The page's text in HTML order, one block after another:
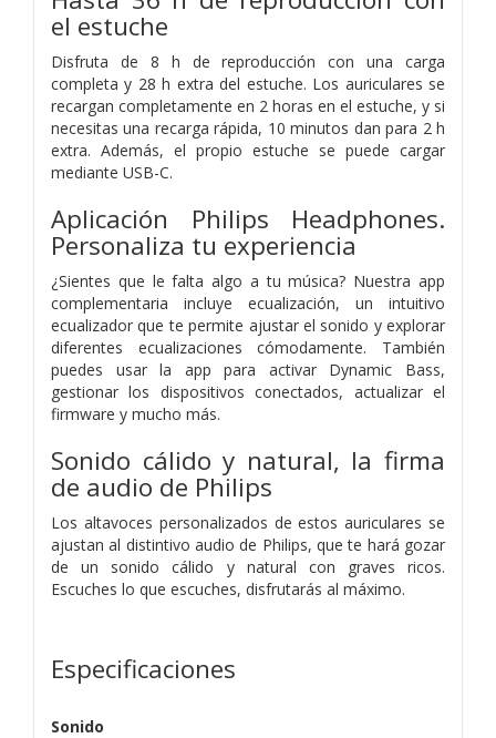
el estuche
Disfruta de 8 h de reproducción con una carga
completa y 28 h extra del estuche. Los auriculares se
recargan completamente en 2 horas en el estuche, y si
necesitas una recarga rápida, 10 minutos dan para 2 h
extra. Además, el propio estuche se puede cargar
mediante USB-C.
Aplicación Philips Headphones.
Personaliza tu experiencia
¿Sientes que le falta algo a tu música? Nuestra app
complementaria incluye ecualización, un intuitivo
ecualizador que te permite ajustar el sonido y explorar
diferentes ecualizaciones cómodamente. También
puedes usar la app para activar Dynamic Bass,
gestionar los dispositivos conectados, actualizar el
firmware y mucho más.
Sonido cálido y natural, la firma
de audio de Philips
Los altavoces personalizados de estos auriculares se
ajustan al distintivo audio de Philips, que te hará gozar
de un sonido cálido y natural con graves ricos.
Escuches lo que escuches, disfrutarás al máximo.
Especificaciones
Sonido